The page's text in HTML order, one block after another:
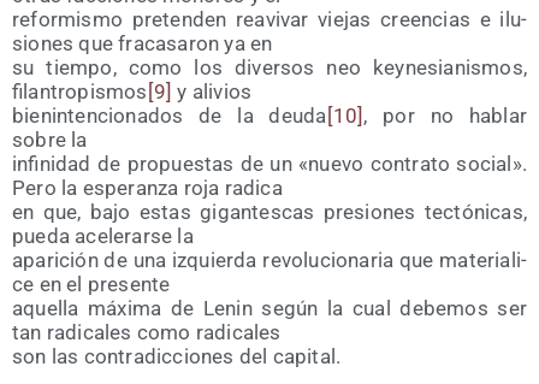
refor­mis­mo pre­ten­den reavi­var vie­jas creen­cias e ilu­
sio­nes que fra­ca­sa­ron ya en
su tiem­po, como los diver­sos neo key­ne­sia­nis­mos,
filan­tro­pis­mos [9] y alivios
bien­in­ten­cio­na­dos de la deu­da [10] , por no hablar
sobre la
infi­ni­dad de pro­pues­tas de un «nue­vo con­tra­to social».
Pero la espe­ran­za roja radica
en que, bajo estas gigan­tes­cas pre­sio­nes tec­tó­ni­cas,
pue­da ace­le­rar­se la
apa­ri­ción de una izquier­da revo­lu­cio­na­ria que mate­ria­li­
ce en el presente
aque­lla máxi­ma de Lenin según la cual debe­mos ser
tan radi­ca­les como radicales
son las con­tra­dic­cio­nes del capital.